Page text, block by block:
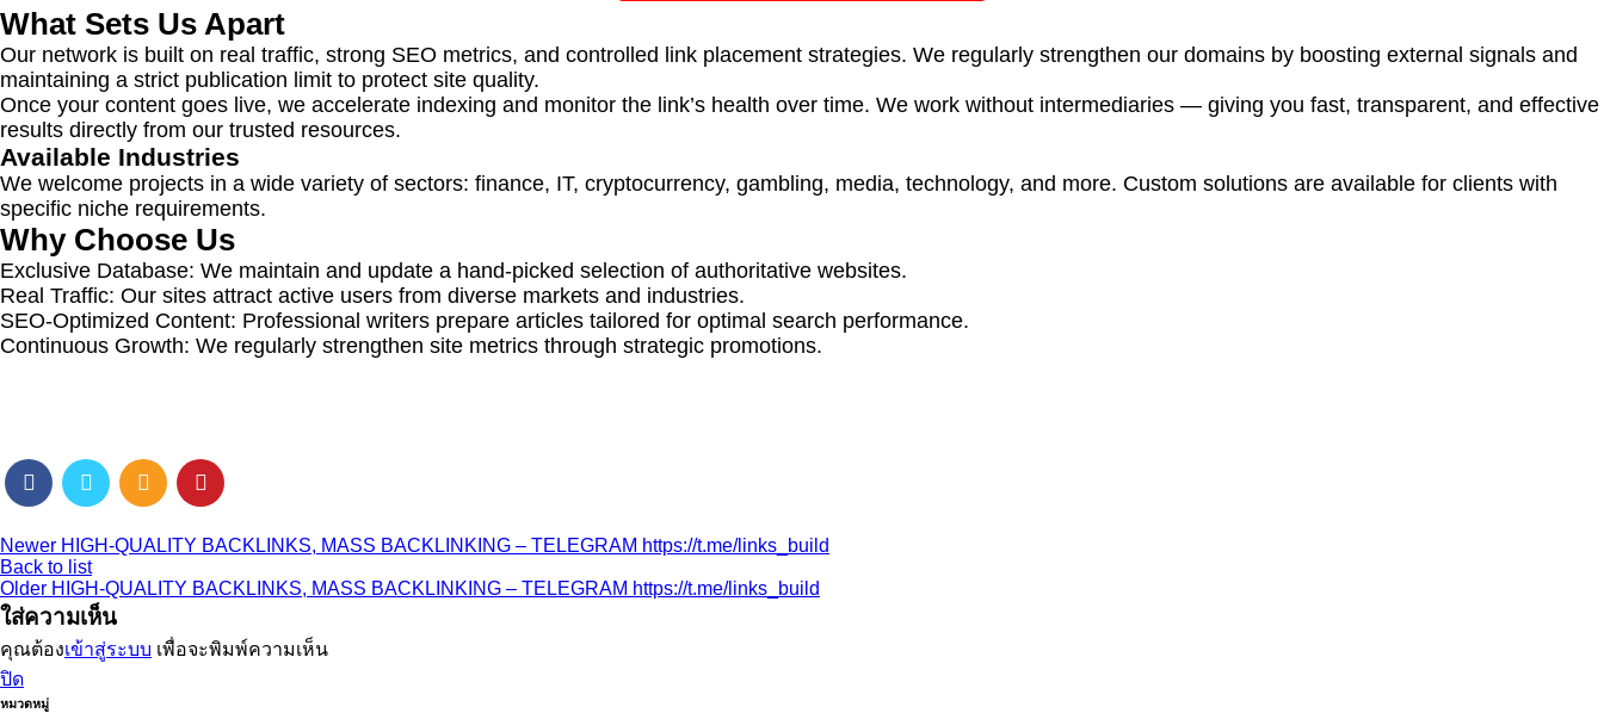
What Sets Us Apart
Our network is built on real traffic, strong SEO metrics, and controlled link placement strategies. We regularly strengthen our domains by boosting external signals and
maintaining a strict publication limit to protect site quality.
Once your content goes live, we accelerate indexing and monitor the link’s health over time. We work without intermediaries — giving you fast, transparent, and effective
results directly from our trusted resources.
Available Industries
We welcome projects in a wide variety of sectors: finance, IT, cryptocurrency, gambling, media, technology, and more. Custom solutions are available for clients with
specific niche requirements.
Why Choose Us
Exclusive Database: We maintain and update a hand-picked selection of authoritative websites.
Real Traffic: Our sites attract active users from diverse markets and industries.
SEO-Optimized Content: Professional writers prepare articles tailored for optimal search performance.
Continuous Growth: We regularly strengthen site metrics through strategic promotions.
Newer HIGH-QUALITY BACKLINKS, MASS BACKLINKING – TELEGRAM https://t.me/links_build
Back to list
Older HIGH-QUALITY BACKLINKS, MASS BACKLINKING – TELEGRAM https://t.me/links_build
ใส่ความเห็น
คุณต้องเข้าสู่ระบบ เพื่อจะพิมพ์ความเห็น
ปิด
หมวดหมู่